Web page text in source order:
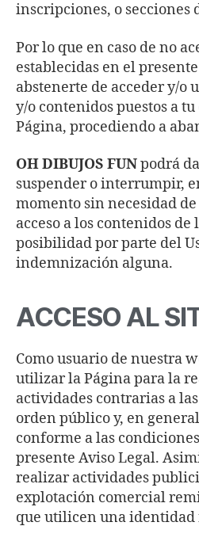
inscripciones, o secciones
Por lo que en caso de no
establecidas en el
abstenerte de acceder y/o
y/o contenidos puestos a
Página, procediendo a
OH DIBUJOS FUNpodrá
suspender o interrumpir,
momento sin necesidad
acceso a los contenidos de
posibilidad por parte del
indemnización alguna.
ACCESO AL
Como usuario de nuestra
utilizar la Página para la
actividades contrarias a
orden público y, en
conforme a las
presente Aviso Legal.
realizar actividades
explotación comercial
que utilicen una identidad